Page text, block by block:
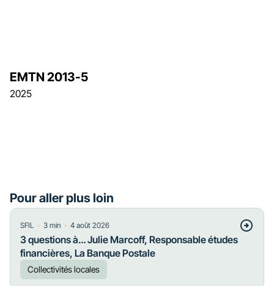
2025
EMTN 2013-5
Pour aller plus loin
SFIL ・ 3 min ・ 4 août 2026
3 questions à… Julie Marcoff, Responsable études
financières, La Banque Postale
Collectivités locales